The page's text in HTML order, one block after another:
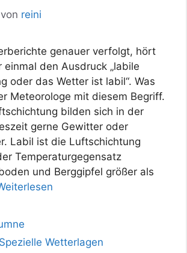
von reini
genauer verfolgt, hört
einmal den Ausdruck „labile
oder das Wetter ist labil“. Was
Meteorologe mit diesem Begriff.
bilden sich in der
gerne Gewitter oder
Labil ist die Luftschichtung
Temperaturgegensatz
und Berggipfel größer als
Spezielle Wetterlagen